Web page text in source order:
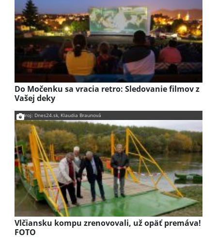
Do Močenku sa vracia retro: Sledovanie filmov z
Vašej deky
Zdroj: Dnes24.sk, Klaudia Braunová
Vlčiansku kompu zrenovovali, už opäť premáva!
FOTO